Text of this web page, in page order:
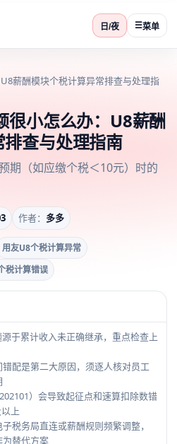
日/夜 ☰菜单
薪酬模块个税计算异常排查与处理指
很小怎么办：U8薪酬
查与处理指南
期（如应缴个税＜10元）时的
作者： 多多
用友U8个税计算异常
税计算错误
于累计收入未正确继承，重点检查上
配是第二大原因，须逐人核对员工
）会导致起征点和速算扣除数错
上
税务局直连或薪酬规则频繁调整，
替代方案